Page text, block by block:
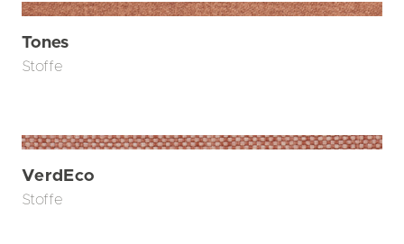
Tones
Stoffe
VerdEco
Stoffe